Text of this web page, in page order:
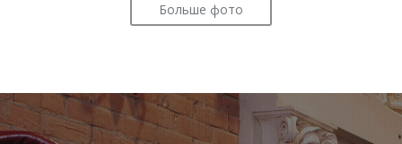
Больше фото